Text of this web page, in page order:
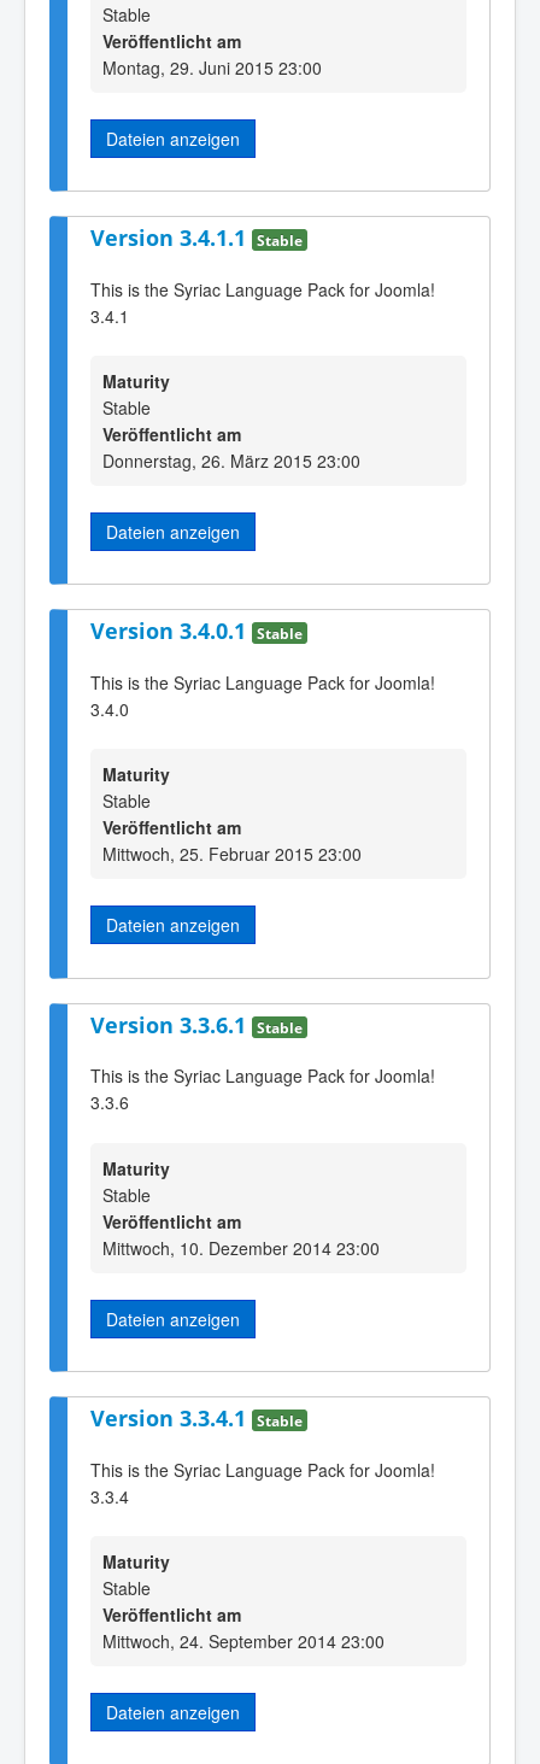
Stable
Veröffentlicht am
Montag, 29. Juni 2015 23:00
Dateien anzeigen
Version 3.4.1.1 Stable
This is the Syriac Language Pack for Joomla!
3.4.1
Maturity
Stable
Veröffentlicht am
Donnerstag, 26. März 2015 23:00
Dateien anzeigen
Version 3.4.0.1 Stable
This is the Syriac Language Pack for Joomla!
3.4.0
Maturity
Stable
Veröffentlicht am
Mittwoch, 25. Februar 2015 23:00
Dateien anzeigen
Version 3.3.6.1 Stable
This is the Syriac Language Pack for Joomla!
3.3.6
Maturity
Stable
Veröffentlicht am
Mittwoch, 10. Dezember 2014 23:00
Dateien anzeigen
Version 3.3.4.1 Stable
This is the Syriac Language Pack for Joomla!
3.3.4
Maturity
Stable
Veröffentlicht am
Mittwoch, 24. September 2014 23:00
Dateien anzeigen